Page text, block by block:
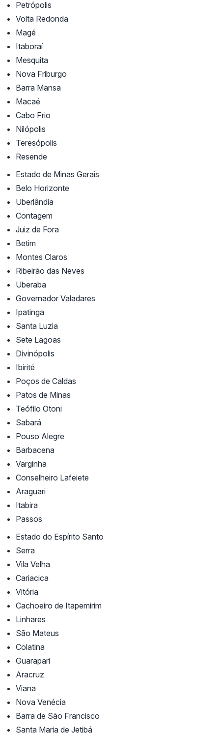
Petrópolis
Volta Redonda
Magé
Itaboraí
Mesquita
Nova Friburgo
Barra Mansa
Macaé
Cabo Frio
Nilópolis
Teresópolis
Resende
Estado de Minas Gerais
Belo Horizonte
Uberlândia
Contagem
Juiz de Fora
Betim
Montes Claros
Ribeirão das Neves
Uberaba
Governador Valadares
Ipatinga
Santa Luzia
Sete Lagoas
Divinópolis
Ibirité
Poços de Caldas
Patos de Minas
Teófilo Otoni
Sabará
Pouso Alegre
Barbacena
Varginha
Conselheiro Lafeiete
Araguari
Itabira
Passos
Estado do Espírito Santo
Serra
Vila Velha
Cariacica
Vitória
Cachoeiro de Itapemirim
Linhares
São Mateus
Colatina
Guarapari
Aracruz
Viana
Nova Venécia
Barra de São Francisco
Santa Maria de Jetibá